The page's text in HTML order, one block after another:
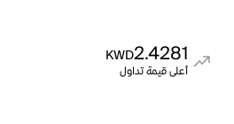
2.4281
KWD
أعلى قيمة تداول